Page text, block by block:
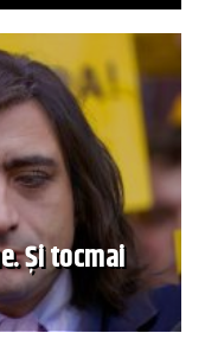
Și tocmai